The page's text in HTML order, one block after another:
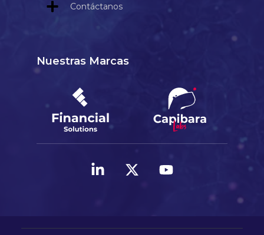
Contáctanos
Nuestras Marcas